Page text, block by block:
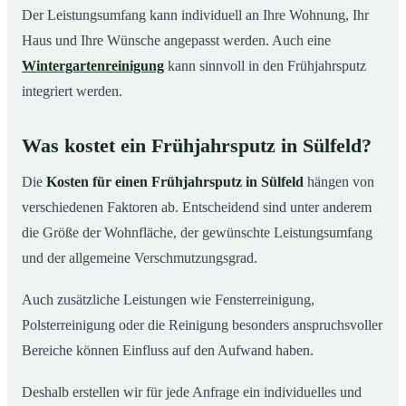
Der Leistungsumfang kann individuell an Ihre Wohnung, Ihr
Haus und Ihre Wünsche angepasst werden. Auch eine
Wintergartenreinigung kann sinnvoll in den Frühjahrsputz
integriert werden.
Was kostet ein Frühjahrsputz in Sülfeld?
Die Kosten für einen Frühjahrsputz in Sülfeld hängen von
verschiedenen Faktoren ab. Entscheidend sind unter anderem
die Größe der Wohnfläche, der gewünschte Leistungsumfang
und der allgemeine Verschmutzungsgrad.
Auch zusätzliche Leistungen wie Fensterreinigung,
Polsterreinigung oder die Reinigung besonders anspruchsvoller
Bereiche können Einfluss auf den Aufwand haben.
Deshalb erstellen wir für jede Anfrage ein individuelles und